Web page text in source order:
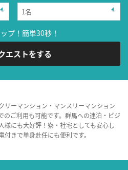
プ！簡単30秒！
エストをする
リーマンション・マンスリーマンション
のご利用も可能です。群馬への連泊・ビジ
様にも大好評！寮・社宅としても安心し
きで単身赴任にも便利です。